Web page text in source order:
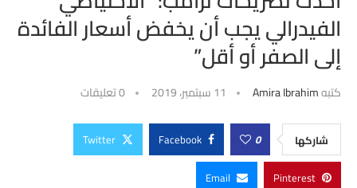
الفيدرالي يجب أن يخفض أسعار الفائدة
إلى الصفر أو أقل”
كتبهAmira Ibrahim 11 سبتمبر، 2019 0 تعليقات
شاركها 0
Facebook
Twitter
Pinterest
Email